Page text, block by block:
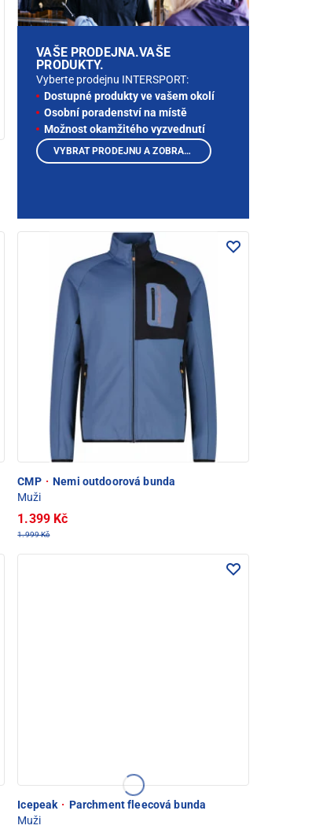
CMP · Nemi outdoorová bunda
Muži
1.399 Kč
1.999 Kč
Icepeak · Parchment fleecová bunda
Muži
VAŠE PRODEJNA.VAŠE
PRODUKTY.
Vyberte prodejnu INTERSPORT:
Dostupné produkty ve vašem okolí
Osobní poradenství na místě
Možnost okamžitého vyzvednutí
VYBRAT PRODEJNU A ZOBRAZIT PRODUKTY